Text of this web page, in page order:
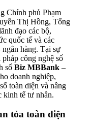
Chính phủ Phạm
Thị Hồng, Tổng
đạo các bộ,
quốc tế và các
hàng. Tại sự
công nghệ số
số Biz MBBank –
doanh nghiệp,
toàn diện và nâng
kinh tế tư nhân.
tỏa toàn diện